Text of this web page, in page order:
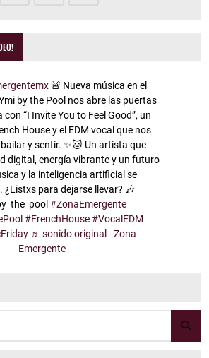
🚨 Nueva música en el
by the Pool nos abre las puertas
“I Invite You to Feel Good”, un
House y el EDM vocal que nos
y sentir. ✨🐱 Un artista que
digital, energía vibrante y un futuro
y la inteligencia artificial se
¿Listxs para dejarse llevar? 🎶
#ZonaEmergente
#FrenchHouse #VocalEDM
♬ sonido original - Zona
Emergente